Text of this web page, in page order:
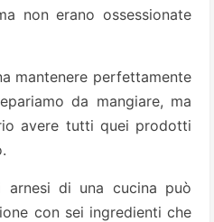
non erano ossessionate
mantenere perfettamente
da mangiare, ma
avere tutti quei prodotti
di una cucina può
con sei ingredienti che